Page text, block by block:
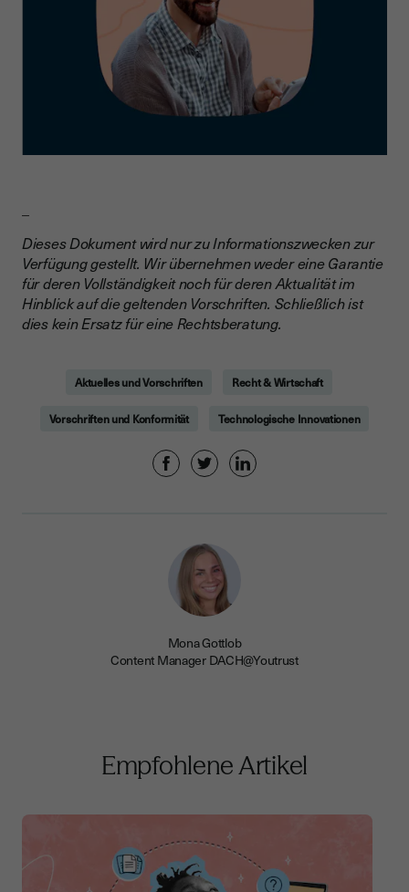
Dieses Dokument wird nur zu Informationszwecken zur
Verfügung gestellt. Wir übernehmen weder eine Garantie
für deren Vollständigkeit noch für deren Aktualität im
Hinblick auf die geltenden Vorschriften. Schließlich ist
dies kein Ersatz für eine Rechtsberatung.
Aktuelles und Vorschriften Recht & Wirtschaft
Vorschriften und Konformität Technologische Innovationen
Mona Gottlob
Content Manager DACH@Youtrust
Empfohlene Artikel